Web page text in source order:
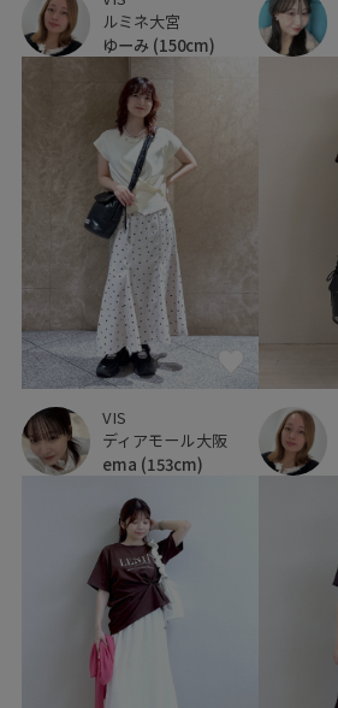
ルミネ大宮
ゆーみ (150cm)
VIS
ディアモール大阪
ema (153cm)